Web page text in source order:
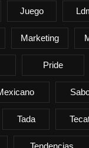
Juego
Marketing
Pride
Tada
Tendencias